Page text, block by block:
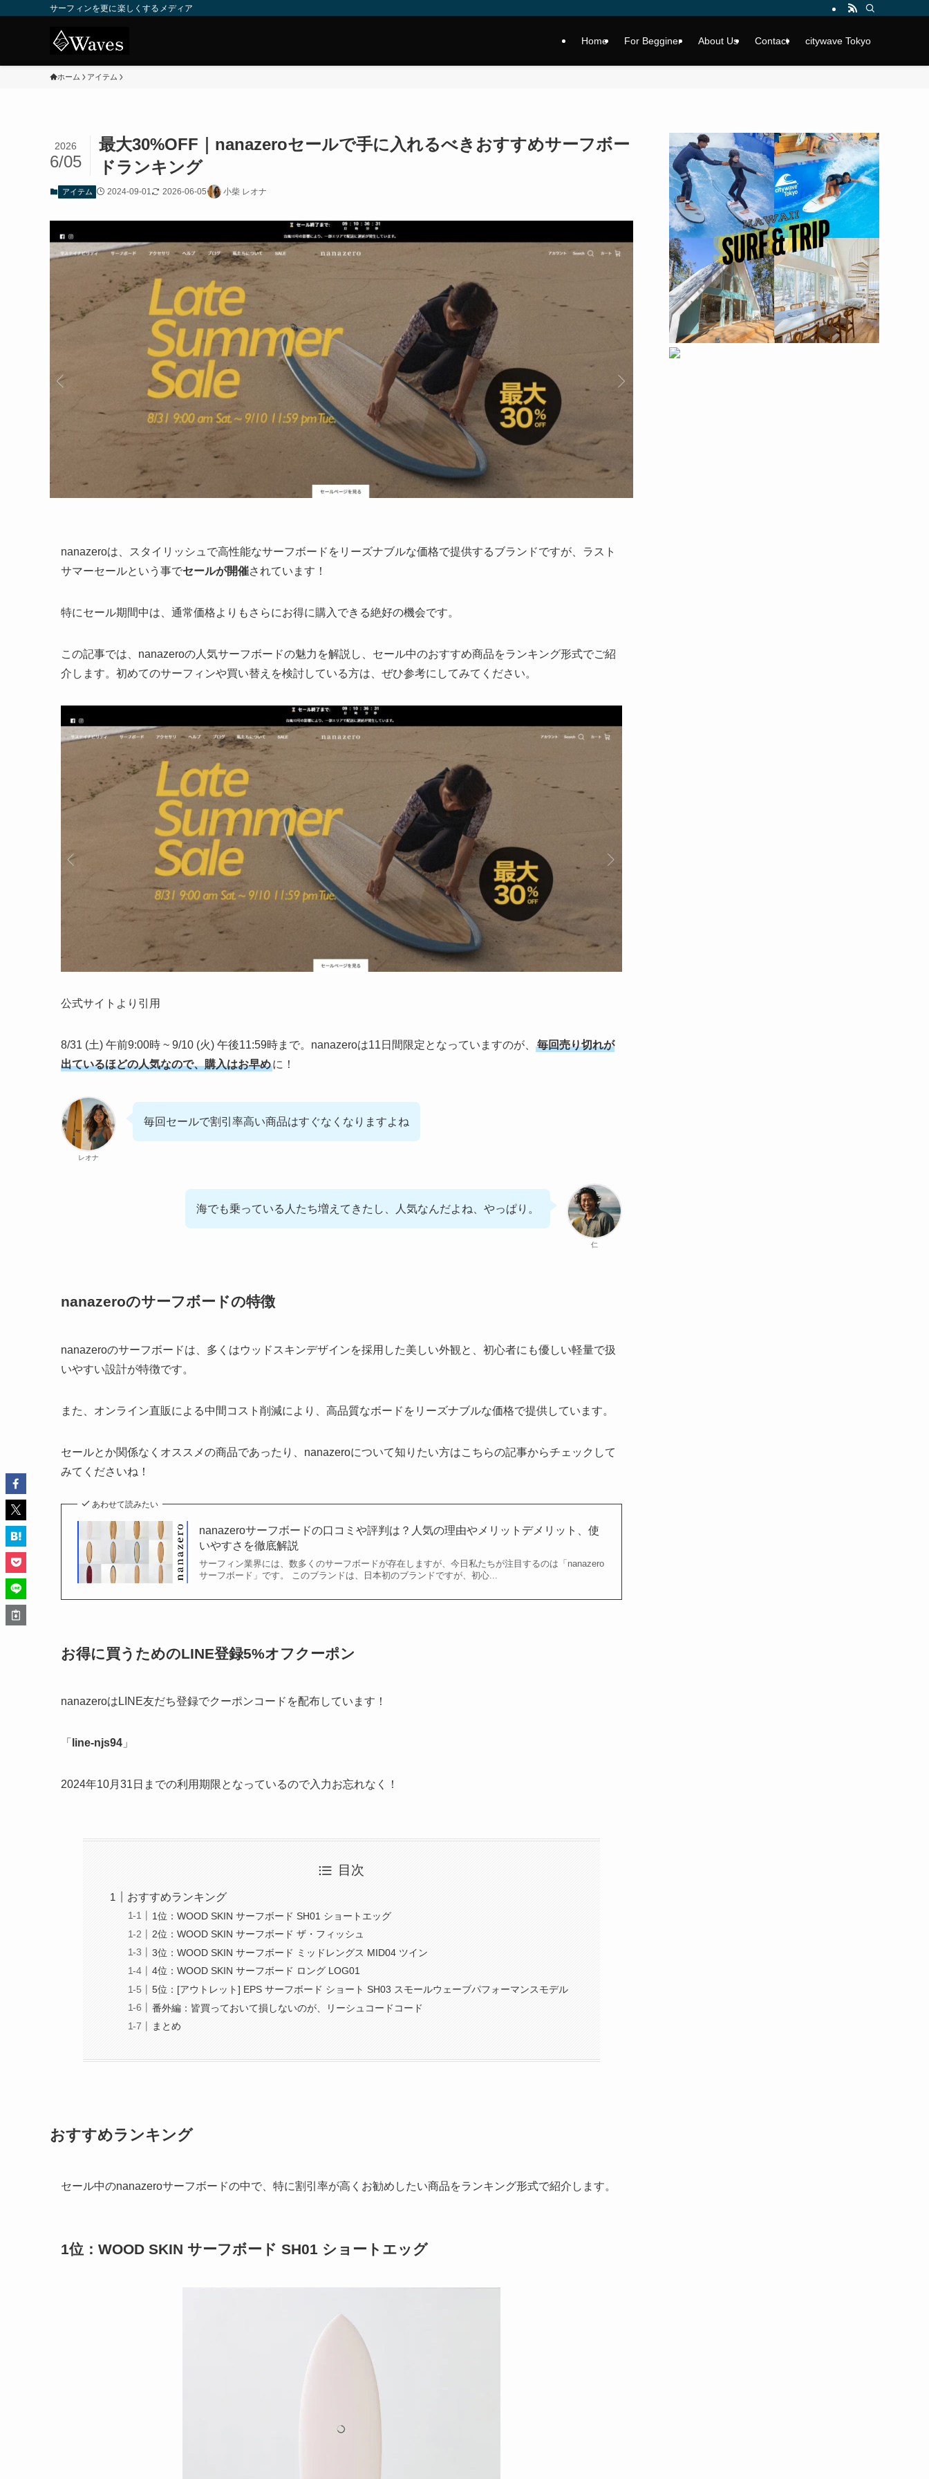
サーフィンを更に楽しくするメディア
Home For Begginer About Us Contact citywave Tokyo
ホーム アイテム
最大30%OFF｜nanazeroセールで手に入れるべきおすすめサーフボー
ドランキング
2026
6/05
アイテム 2024-09-01 2026-06-05 小柴 レオナ
nanazeroは、スタイリッシュで高性能なサーフボードをリーズナブルな価格で提供するブランドですが、ラスト
サマーセールという事でセールが開催されています！
特にセール期間中は、通常価格よりもさらにお得に購入できる絶好の機会です。
この記事では、nanazeroの人気サーフボードの魅力を解説し、セール中のおすすめ商品をランキング形式でご紹
介します。初めてのサーフィンや買い替えを検討している方は、ぜひ参考にしてみてください。
公式サイトより引用
8/31 (土) 午前9:00時 ~ 9/10 (火) 午後11:59時まで。nanazeroは11日間限定となっていますのが、
毎回売り切れが
出ているほどの人気なので、購入はお早めに！
レオナ
毎回セールで割引率高い商品はすぐなくなりますよね
仁
海でも乗っている人たち増えてきたし、人気なんだよね、やっぱり。
nanazeroのサーフボードの特徴
nanazeroのサーフボードは、多くはウッドスキンデザインを採用した美しい外観と、初心者にも優しい軽量で扱
いやすい設計が特徴です。
また、オンライン直販による中間コスト削減により、高品質なボードをリーズナブルな価格で提供しています。
セールとか関係なくオススメの商品であったり、nanazeroについて知りたい方はこちらの記事からチェックして
みてくださいね！
あわせて読みたい
nanazeroサーフボードの口コミや評判は？人気の理由やメリットデメリット、使
いやすさを徹底解説
サーフィン業界には、数多くのサーフボードが存在しますが、今日私たちが注目するのは「nanazero
サーフボード」です。 このブランドは、日本初のブランドですが、初心...
お得に買うためのLINE登録5%オフクーポン
nanazeroはLINE友だち登録でクーポンコードを配布しています！
「 line-njs94 」
2024年10月31日までの利用期限となっているので入力お忘れなく！
目次
おすすめランキング
1位：WOOD SKIN サーフボード SH01 ショートエッグ
2位：WOOD SKIN サーフボード ザ・フィッシュ
3位：WOOD SKIN サーフボード ミッドレングス MID04 ツイン
4位：WOOD SKIN サーフボード ロング LOG01
5位：[アウトレット] EPS サーフボード ショート SH03 スモールウェーブパフォーマンスモデル
番外編：皆買っておいて損しないのが、リーシュコードコード
まとめ
おすすめランキング
セール中のnanazeroサーフボードの中で、特に割引率が高くお勧めしたい商品をランキング形式で紹介します。
1位：WOOD SKIN サーフボード SH01 ショートエッグ